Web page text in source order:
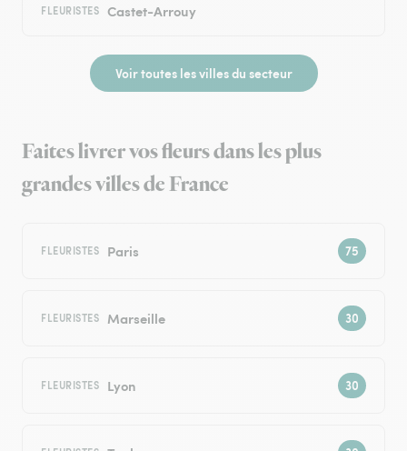
FLEURISTES Castet-Arrouy
Voir toutes les villes du secteur
Faites livrer vos fleurs dans les plus
grandes villes de France
FLEURISTES Paris
FLEURISTES Marseille
FLEURISTES Lyon